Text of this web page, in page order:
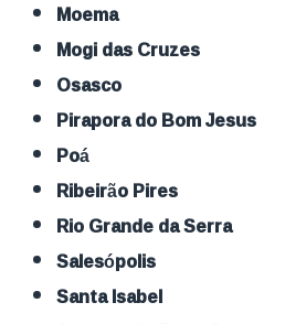
Moema
Mogi das Cruzes
Osasco
Pirapora do Bom Jesus
Poá
Ribeirão Pires
Rio Grande da Serra
Salesópolis
Santa Isabel